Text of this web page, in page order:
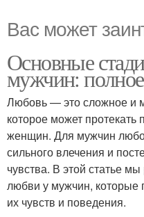
Вас может
Основные
мужчин:
Любовь — это сложное и
которое может
женщин. Для мужчин
сильного влечения и
чувства. В этой статье
любви у мужчин, которые
их чувств и поведения.